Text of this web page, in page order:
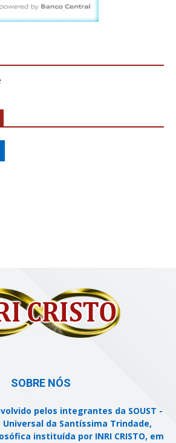
SOBRE NÓS
pelos integrantes da SOUST -
Universal da Santíssima Trindade,
instituída por INRI CRISTO, em